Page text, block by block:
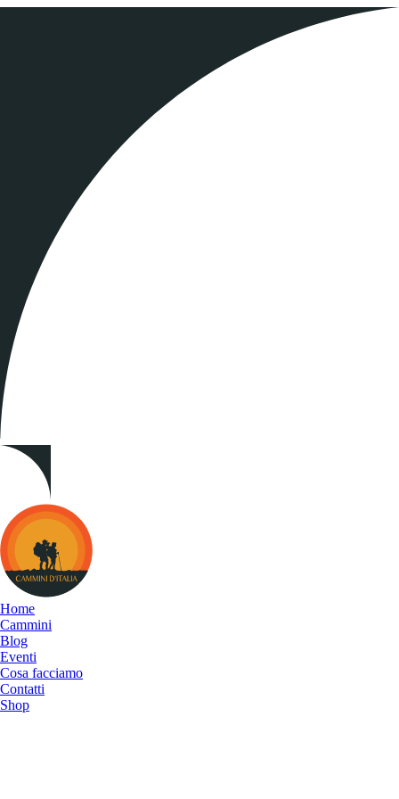
Cammini
d&#039;Italia
Home
Cammini
Blog
Eventi
Cosa facciamo
Contatti
Shop